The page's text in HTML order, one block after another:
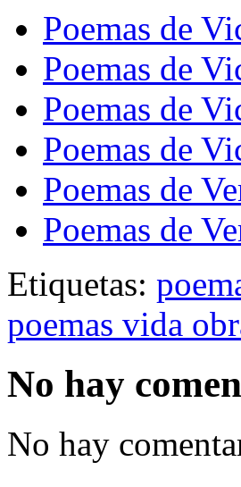
Poemas de
Poemas de
Poemas de
Poemas de
Poemas de
Poemas de
Etiquetas:
poemas vida
No hay
No hay